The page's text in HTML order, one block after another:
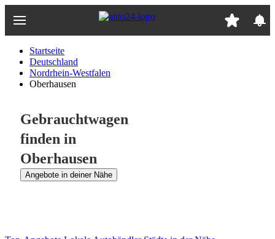
Hauptinhalt
Startseite
Deutschland
Nordrhein-Westfalen
Oberhausen
Gebrauchtwagen
finden in
Oberhausen
Angebote in deiner Nähe